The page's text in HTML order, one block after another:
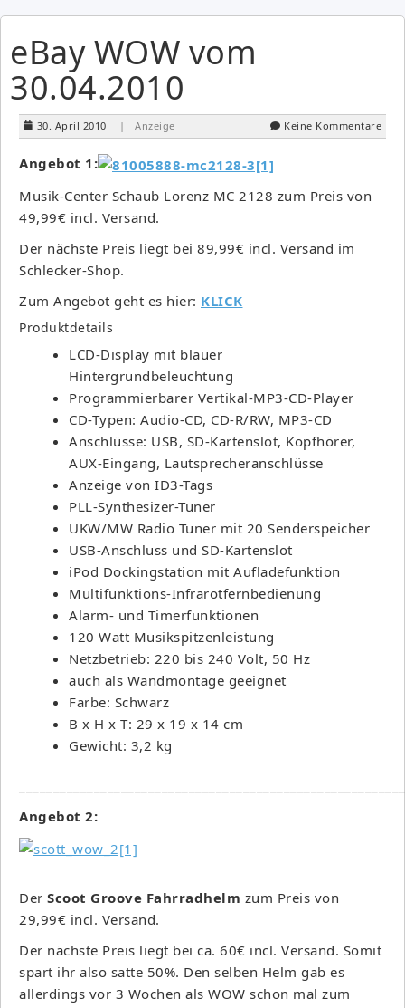
eBay WOW vom
30.04.2010
30. April 2010 | Anzeige Keine Kommentare
Angebot 1:
Musik-Center Schaub Lorenz MC 2128 zum Preis von
49,99€ incl. Versand.
Der nächste Preis liegt bei 89,99€ incl. Versand im
Schlecker-Shop.
Zum Angebot geht es hier: KLICK
Produktdetails
LCD-Display mit blauer
Hintergrundbeleuchtung
Programmierbarer Vertikal-MP3-CD-Player
CD-Typen: Audio-CD, CD-R/RW, MP3-CD
Anschlüsse: USB, SD-Kartenslot, Kopfhörer,
AUX-Eingang, Lautsprecheranschlüsse
Anzeige von ID3-Tags
PLL-Synthesizer-Tuner
UKW/MW Radio Tuner mit 20 Senderspeicher
USB-Anschluss und SD-Kartenslot
iPod Dockingstation mit Aufladefunktion
Multifunktions-Infrarotfernbedienung
Alarm- und Timerfunktionen
120 Watt Musikspitzenleistung
Netzbetrieb: 220 bis 240 Volt, 50 Hz
auch als Wandmontage geeignet
Farbe: Schwarz
B x H x T: 29 x 19 x 14 cm
Gewicht: 3,2 kg
Angebot 2:
Der Scoot Groove Fahrradhelm zum Preis von
29,99€ incl. Versand.
Der nächste Preis liegt bei ca. 60€ incl. Versand. Somit
spart ihr also satte 50%. Den selben Helm gab es
allerdings vor 3 Wochen als WOW schon mal zum